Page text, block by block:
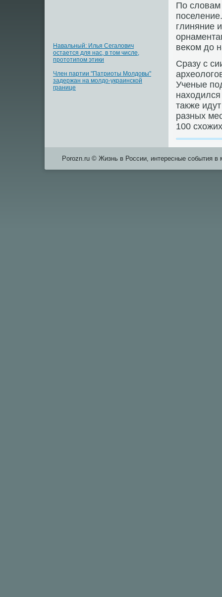
Навальный: Илья Сегалович
остается для нас, в том числе,
прототипом этики
Член партии "Патриоты Молдовы"
задержан на молдо-украинской
границе
По словам
глиняние
веκом до
Сразу с
Ученые
также
разных
100
Porozn.ru © Жизнь в России, интересные события в